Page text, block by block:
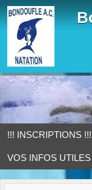
!!! INSCRIPTIONS !!!
VOS INFOS UTILES
Panneau de gestion